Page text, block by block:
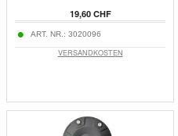
19,60 CHF
ART. NR.: 3020096
VERSANDKOSTEN